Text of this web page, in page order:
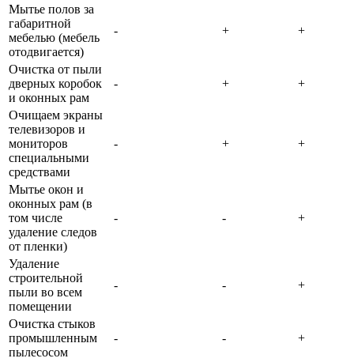
Мытье полов за
габаритной
мебелью (мебель
отодвигается)
- + +
Очистка от пыли
дверных коробок
и оконных рам
- + +
Очищаем экраны
телевизоров и
мониторов
специальными
средствами
- + +
Мытье окон и
оконных рам (в
том числе
удаление следов
от пленки)
- - +
Удаление
строительной
пыли во всем
помещении
- - +
Очистка стыков
промышленным
пылесосом
- - +